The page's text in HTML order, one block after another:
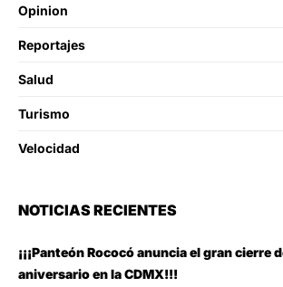
Opinion
Reportajes
Salud
Turismo
Velocidad
NOTICIAS RECIENTES
¡¡¡Panteón Rococó anuncia el gran cierre
aniversario en la CDMX!!!